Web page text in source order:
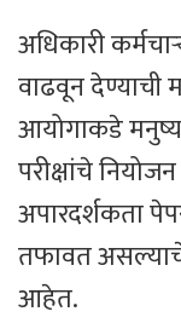
अधिकारी
वाढवून देण्याची
आयोगाकडे
परीक्षांचे
अपारदर्शकता
तफावत असल्याचे
आहेत.